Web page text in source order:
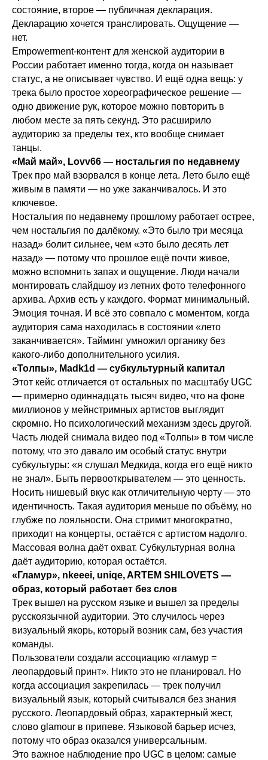
состояние, второе — публичная декларация.
Декларацию хочется транслировать. Ощущение —
нет.
Empowerment-контент для женской аудитории в
России работает именно тогда, когда он называет
статус, а не описывает чувство. И ещё одна вещь: у
трека было простое хореографическое решение —
одно движение рук, которое можно повторить в
любом месте за пять секунд. Это расширило
аудиторию за пределы тех, кто вообще снимает
танцы.
«Май май», Lovv66 — ностальгия по недавнему
Трек про май взорвался в конце лета. Лето было ещё
живым в памяти — но уже заканчивалось. И это
ключевое.
Ностальгия по недавнему прошлому работает острее,
чем ностальгия по далёкому. «Это было три месяца
назад» болит сильнее, чем «это было десять лет
назад» — потому что прошлое ещё почти живое,
можно вспомнить запах и ощущение. Люди начали
монтировать слайдшоу из летних фото телефонного
архива. Архив есть у каждого. Формат минимальный.
Эмоция точная. И всё это совпало с моментом, когда
аудитория сама находилась в состоянии «лето
заканчивается». Тайминг умножил органику без
какого-либо дополнительного усилия.
«Толпы», Madk1d — субкультурный капитал
Этот кейс отличается от остальных по масштабу UGC
— примерно одиннадцать тысяч видео, что на фоне
миллионов у мейнстримных артистов выглядит
скромно. Но психологический механизм здесь другой.
Часть людей снимала видео под «Толпы» в том числе
потому, что это давало им особый статус внутри
субкультуры: «я слушал Медкида, когда его ещё никто
не знал». Быть первооткрывателем — это ценность.
Носить нишевый вкус как отличительную черту — это
идентичность. Такая аудитория меньше по объёму, но
глубже по лояльности. Она стримит многократно,
приходит на концерты, остаётся с артистом надолго.
Массовая волна даёт охват. Субкультурная волна
даёт аудиторию, которая остаётся.
«Гламур», nkeeei, uniqe, ARTEM SHILOVETS —
образ, который работает без слов
Трек вышел на русском языке и вышел за пределы
русскоязычной аудитории. Это случилось через
визуальный якорь, который возник сам, без участия
команды.
Пользователи создали ассоциацию «гламур =
леопардовый принт». Никто это не планировал. Но
когда ассоциация закрепилась — трек получил
визуальный язык, который считывался без знания
русского. Леопардовый образ, характерный жест,
слово glamour в припеве. Языковой барьер исчез,
потому что образ оказался универсальным.
Это важное наблюдение про UGC в целом: самые